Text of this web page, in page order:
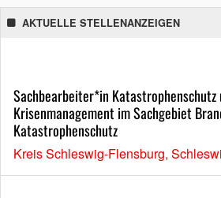
AKTUELLE STELLENANZEIGEN
Sachbearbeiter*in Katastrophenschutz
Krisenmanagement im Sachgebiet
Katastrophenschutz
Kreis Schleswig-Flensburg,